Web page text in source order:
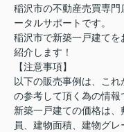
稲沢市の不動産売買専
ータルサポートです。
稲沢市で新築一戸建て
紹介します！
【注意事項】
以下の販売事例は、こ
の参考して頂く為の情報
新築一戸建ての価格は
員、建物面積、建物グ